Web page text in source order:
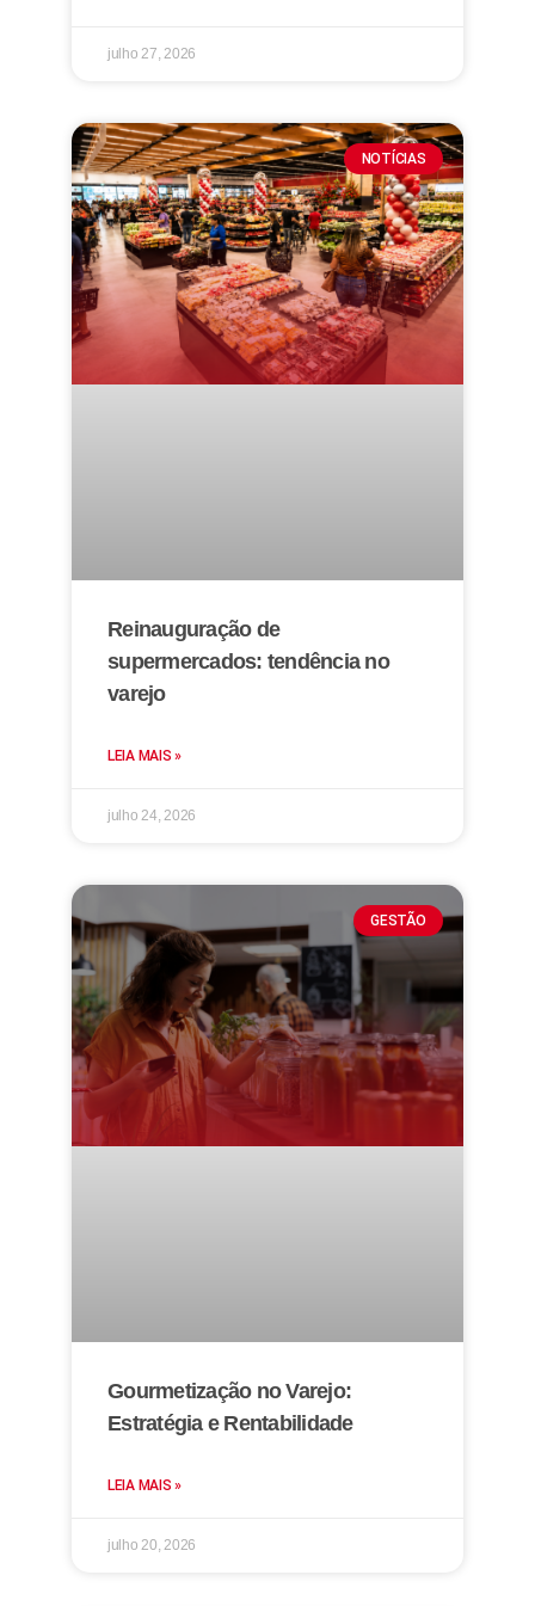
julho 27, 2026
NOTÍCIAS
Reinauguração de
supermercados: tendência no
varejo
LEIA MAIS »
julho 24, 2026
GESTÃO
Gourmetização no Varejo:
Estratégia e Rentabilidade
LEIA MAIS »
julho 20, 2026